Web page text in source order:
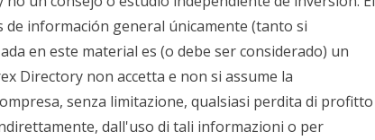
información general únicamente (tanto si
en este material es (o debe ser considerado) un
Directory non accetta e non si assume la
senza limitazione, qualsiasi perdita di profitto
dall'uso di tali informazioni o per